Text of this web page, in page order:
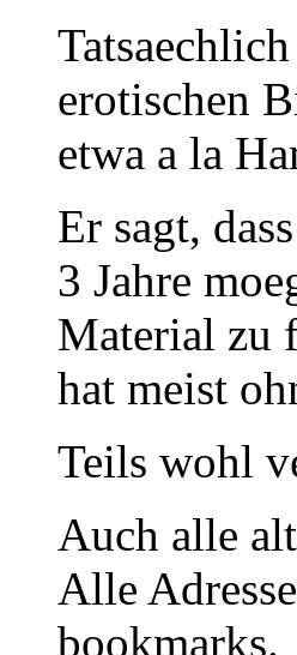
erotischen
etwa a la
Er sagt,
3 Jahre
Material zu
hat meist
Teils wohl
Auch alle
Alle
bookmarks.